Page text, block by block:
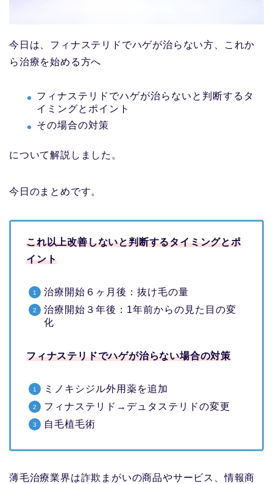
今日は、フィナステリドでハゲが治らない方、これか
ら治療を始める方へ
フィナステリドでハゲが治らないと判断するタ
イミングとポイント
その場合の対策
について解説しました。
今日のまとめです。
これ以上改善しないと判断するタイミングとポ
イント
治療開始６ヶ月後：抜け毛の量
治療開始３年後：1年前からの見た目の変
化
フィナステリドでハゲが治らない場合の対策
ミノキシジル外用薬を追加
フィナステリド→デュタステリドの変更
自毛植毛術
薄毛治療業界は詐欺まがいの商品やサービス、情報商